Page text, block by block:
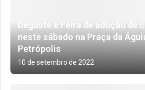
Deguste e Feira de adoção de
neste sábado na Praça da
Petrópolis
10 de setembro de 2022